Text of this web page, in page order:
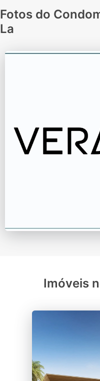
Fotos do
La
Imóveis